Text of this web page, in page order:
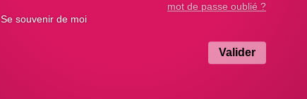
mot de passe oublié ?
Se souvenir de moi